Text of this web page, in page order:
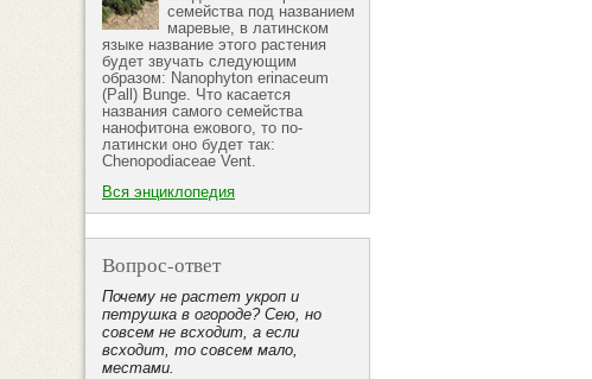
семейства под названием
маревые, в латинском
языке название этого растения
будет звучать следующим
образом: Nanophyton erinaceum
(Pall) Bunge. Что касается
названия самого семейства
нанофитона ежового, то по-
латински оно будет так:
Chenopodiaceae Vent.
Вся энциклопедия
Вопрос-ответ
Почему не растет укроп и
петрушка в огороде? Сею, но
совсем не всходит, а если
всходит, то совсем мало,
местами.